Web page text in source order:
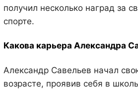
получил несколько наград за
спорте.
Какова карьера Александра
Александр Савельев начал
возрасте, проявив себя в